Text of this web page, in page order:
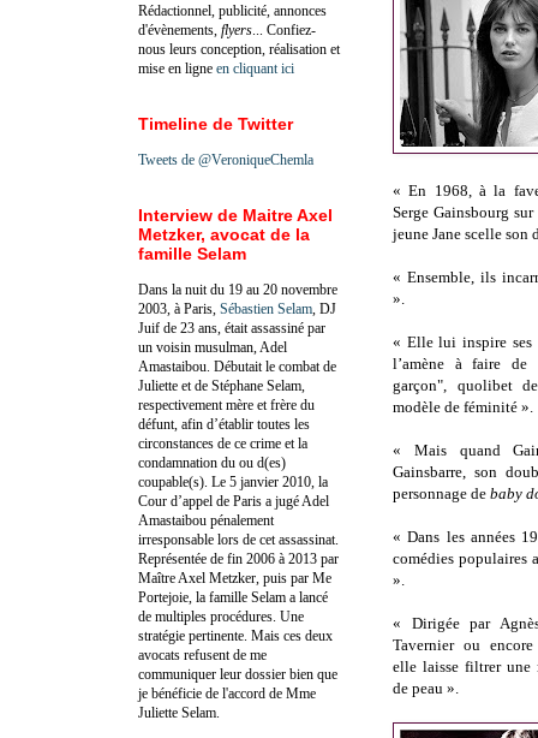
« En 1968, à la
Serge Gainsbourg
jeune Jane scelle son
« Ensemble, ils
».
« Elle lui inspire ses
l’amène à faire de
garçon", quolibet
modèle de féminité ».
« Mais quand
Gainsbarre, son
personnage de baby
« Dans les années
comédies populaires
».
« Dirigée par
Tavernier ou
elle laisse filtrer une
de peau ».
Rédactionnel, publicité, annonces
d'évènements, flyers ... Confiez-
nous leurs conception, réalisation et
mise en ligne en cliquant ici
Timeline de Twitter
Tweets de @VeroniqueChemla
Interview de Maitre Axel
Metzker, avocat de la
famille Selam
Dans la nuit du 19 au 20 novembre
2003, à Paris, Sébastien Selam , DJ
Juif de 23 ans, était assassiné par
un voisin musulman, Adel
Amastaibou. Débutait le combat de
Juliette et de Stéphane Selam,
respectivement mère et frère du
défunt, afin d’établir toutes les
circonstances de ce crime et la
condamnation du ou d(es)
coupable(s). Le 5 janvier 2010, la
Cour d’appel de Paris a jugé Adel
Amastaibou pénalement
irresponsable lors de cet assassinat.
Représentée de fin 2006 à 2013 par
Maître Axel Metzker, puis par Me
Portejoie, la famille Selam a lancé
de multiples procédures. Une
stratégie pertinente. Mais ces deux
avocats refusent de me
communiquer leur dossier bien que
je bénéficie de l'accord de Mme
Juliette Selam.